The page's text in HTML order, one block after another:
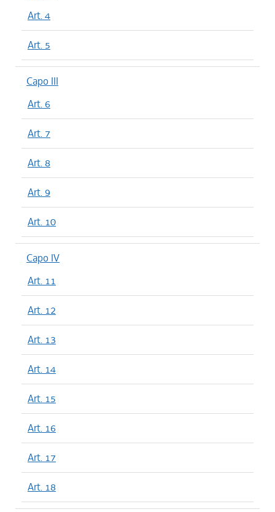
Art. 4
Art. 5
Capo III
Art. 6
Art. 7
Art. 8
Art. 9
Art. 10
Capo IV
Art. 11
Art. 12
Art. 13
Art. 14
Art. 15
Art. 16
Art. 17
Art. 18